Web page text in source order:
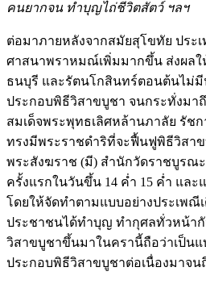
คนยากจน ทำบุญไถ่ชีวิตสัตว์ ฯลฯ
ต่อมาภายหลังจากสมัยสุโขทัย ประ
ศาสนาพราหมณ์เพิ่มมากขึ้น ส่งผลใ
ธนบุรี และรัตนโกสินทร์ตอนต้นไม่
ประกอบพิธีวิสาขบูชา จนกระทั่งมา
สมเด็จพระพุทธเลิศหล้านภาลัย รัชก
ทรงมีพระราชดำริที่จะฟื้นฟูพิธีวิสา
พระสังฆราช (มี) สำนักวัดราชบูรณ
ครั้งแรกในวันขึ้น 14 ค่ำ 15 ค่ำ และ
โดยให้จัดทำตามแบบอย่างประเพณี
ประชาชนได้ทำบุญ ทำกุศลทั่วหน้า
วิสาขบูชาขึ้นมาในครานี้ถือว่าเป็นแ
ประกอบพิธีวิสาขบูชาต่อเนื่องมาจน